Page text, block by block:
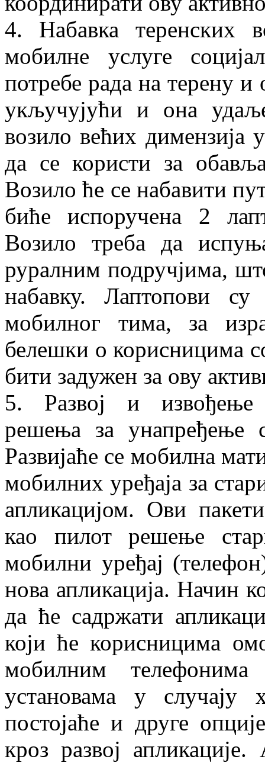
4. Набавка теренских
мобилне услуге
потребе рада на терену
укључујући и она
возило већих димензија
да се користи за
Возило ће се набавити
биће испоручена 2
Возило треба да
руралним подручјима,
набавку. Лаптопови
мобилног тима, за
белешки о корисницима
бити задужен за ову
5. Развој и извођење
решења за унапређење
Развијаће се мобилна
мобилних уређаја за
апликацијом. Ови
као пилот решење
мобилни уређај
нова апликација. Начин
да ће садржати
који ће корисницима
мобилним
установама у случају
постојаће и друге
кроз развој